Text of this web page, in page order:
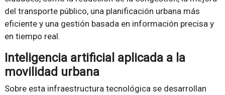
del transporte público, una planificación urbana más
eficiente y una gestión basada en información precisa y
en tiempo real.
Inteligencia artificial aplicada a la
movilidad urbana
Sobre esta infraestructura tecnológica se desarrollan